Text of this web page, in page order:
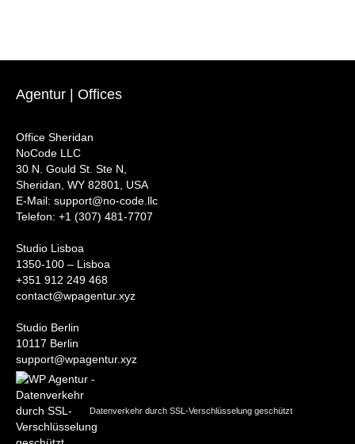
Agentur | Offices
Office Sheridan
NoCode LLC
30 N. Gould St. Ste N,
Sheridan, WY 82801, USA
‍E-Mail: support@no-code.llc
Telefon: +1 (307) 481-7707
Studio Lisboa
1350-100 – Lisboa
+351 912 249 468
contact@wpagentur.xyz
Studio Berlin
10117 Berlin
support@wpagentur.xyz
Datenverkehr durch SSL-Verschlüsselung geschützt